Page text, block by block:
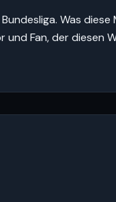
Was diese
Fan, der diesen